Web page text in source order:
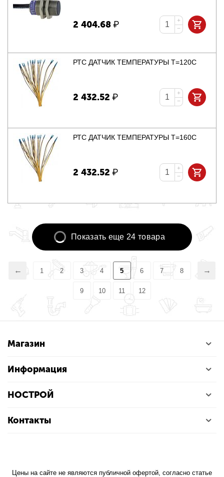
2 404.68₽
+
−
РТС ДАТЧИК ТЕМПЕРАТУРЫ Т=120С
2 432.52 ₽
+
−
РТС ДАТЧИК ТЕМПЕРАТУРЫ Т=160С
2 432.52 ₽
+
−
Показать еще 24 товара
1 2 3 4 5 6 7 8
9 10 11 12
Магазин
Информация
НОСТРОЙ
Контакты
Цены на сайте не являются публичной офертой, согласно статье